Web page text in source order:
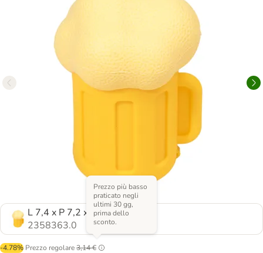
L 7,4 x P 7,2 x H 10,5 cm
2358363.0
-4.78% Prezzo regolare3,14 €
Prezzo più basso
praticato negli
ultimi 30 gg,
prima dello
sconto.